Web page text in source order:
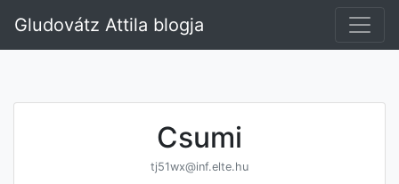
Gludovátz Attila blogja
Csumi
tj51wx@inf.elte.hu